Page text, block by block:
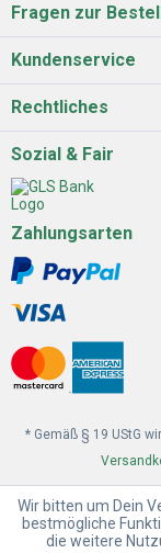
Fragen zur
Kundenservice
Rechtliches
Sozial & Fair
Zahlungsarten
* Gemäß § 19 UStG
Wir bitten um Dein
bestmögliche
die weitere